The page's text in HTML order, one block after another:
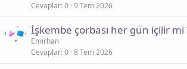
Cevaplar 0 9 Tem 2026
İşkembe çorbası her gün içilir mi
Emirhan
Cevaplar 0 8 Tem 2026